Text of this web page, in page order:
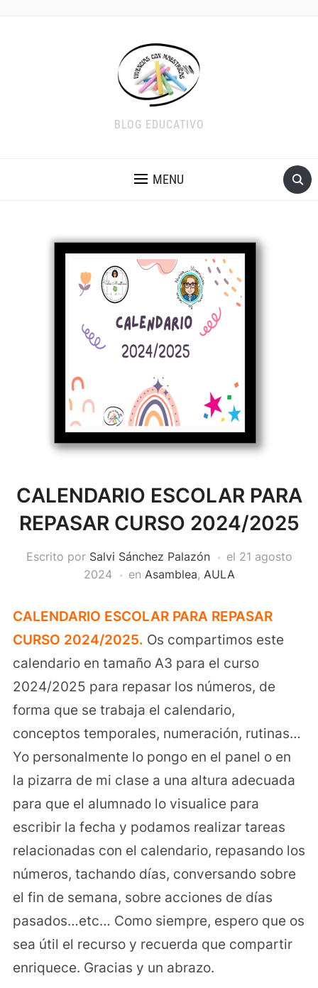
BLOG EDUCATIVO
MENU
CALENDARIO ESCOLAR PARA
REPASAR CURSO 2024/2025
Escrito por Salvi Sánchez Palazón el 21 agosto
2024
en Asamblea, AULA
CALENDARIO ESCOLAR PARA REPASAR
CURSO 2024/2025. Os compartimos este
calendario en tamaño A3 para el curso
2024/2025 para repasar los números, de
forma que se trabaja el calendario,
conceptos temporales, numeración, rutinas…
Yo personalmente lo pongo en el panel o en
la pizarra de mi clase a una altura adecuada
para que el alumnado lo visualice para
escribir la fecha y podamos realizar tareas
relacionadas con el calendario, repasando los
números, tachando días, conversando sobre
el fin de semana, sobre acciones de días
pasados…etc… Como siempre, espero que os
sea útil el recurso y recuerda que compartir
enriquece. Gracias y un abrazo.